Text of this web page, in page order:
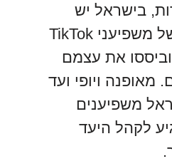
בישראל יש
קהילה הולכת וגדלה של משפיעני TikTok
את עצמם
מאופנה ויופי ועד
משפיענים
לקהל היעד